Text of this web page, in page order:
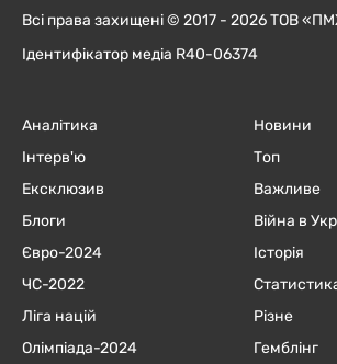
Всі права захищені © 2017 - 2026 ТОВ
Ідентифікатор медіа R40-06374
Аналітика
Інтерв'ю
Ексклюзив
Блоги
Євро-2024
ЧC-2022
Ліга націй
Олімпіада-2024
Новини
Топ
Важливе
Війна в
Історія
Різне
Гемблінг